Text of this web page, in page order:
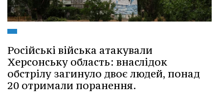
Російські війська атакували
Херсонську область: внаслідок
обстрілу загинуло двоє людей, понад
20 отримали поранення.